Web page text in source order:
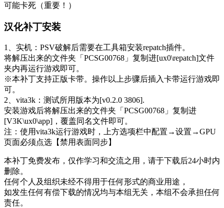
可能卡死（重要！）
汉化补丁安装
1、实机：PSV破解后需要在工具箱安装repatch插件。
将解压出来的文件夹「PCSG00768」复制进[ux0\repatch]文件
夹内再运行游戏即可。
※本补丁支持正版卡带。操作以上步骤后插入卡带运行游戏即
可。
2、vita3k：测试所用版本为[v0.2.0 3806].
安装游戏后将解压出来的文件夹「PCSG00768」复制进
[V3K\ux0\app]，覆盖同名文件即可。
注：使用vita3k运行游戏时，上方选项栏中配置→设置→GPU
页面必须点选【禁用表面同步】
本补丁免费发布，仅作学习和交流之用，请于下载后24小时内
删除。
任何个人及组织未经不得用于任何形式的商业用途，
如发生任何有偿下载的情况均与本组无关，本组不会承担任何
责任。